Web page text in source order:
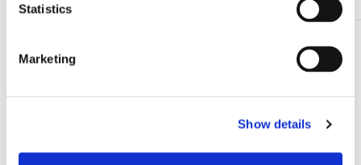
Statistics
Marketing
Show details
Wunschliste